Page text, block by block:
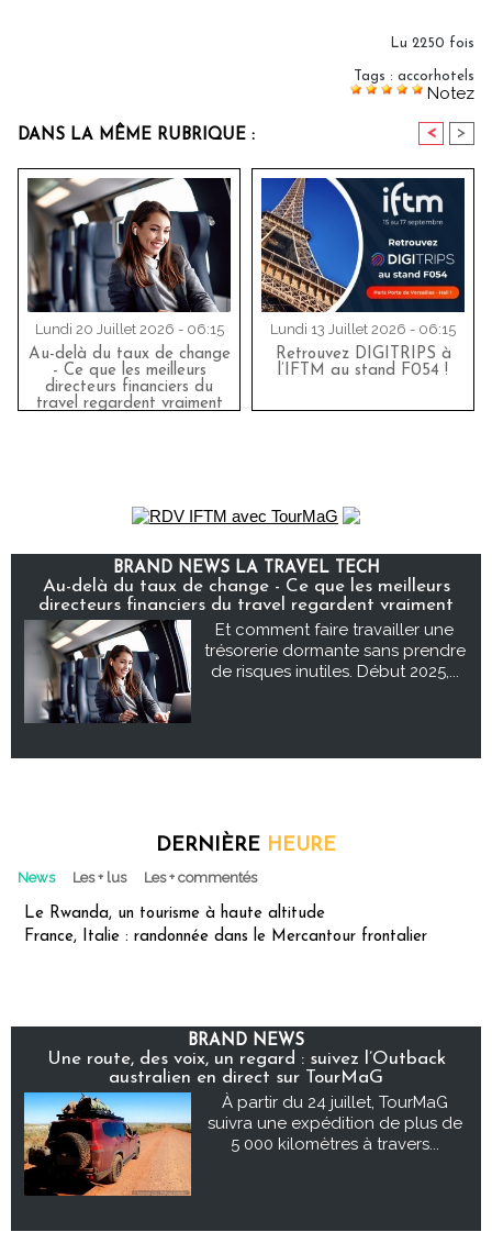
Lu 2250 fois
Tags : accorhotels
Notez
DANS LA MÊME RUBRIQUE : < >
Lundi 20 Juillet 2026 - 06:15
Au-delà du taux de change
- Ce que les meilleurs
directeurs financiers du
travel regardent vraiment
Lundi 13 Juillet 2026 - 06:15
Retrouvez DIGITRIPS à
l’IFTM au stand F054 !
BRAND NEWS LA TRAVEL TECH
Au-delà du taux de change - Ce que les meilleurs
directeurs financiers du travel regardent vraiment
Et comment faire travailler une
trésorerie dormante sans prendre
de risques inutiles. Début 2025,...
DERNIÈRE HEURE
News Les + lus Les + commentés
Le Rwanda, un tourisme à haute altitude
France, Italie : randonnée dans le Mercantour frontalier
BRAND NEWS
Une route, des voix, un regard : suivez l’Outback
australien en direct sur TourMaG
À partir du 24 juillet, TourMaG
suivra une expédition de plus de
5 000 kilomètres à travers...